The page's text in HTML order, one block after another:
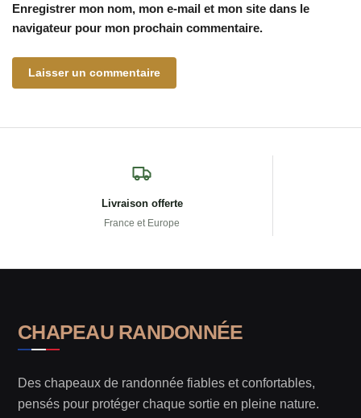
Enregistrer mon nom, mon e-mail et mon site dans le
navigateur pour mon prochain commentaire.
Livraison offerte
France et Europe
CHAPEAU RANDONNÉE
Des chapeaux de randonnée fiables et confortables,
pensés pour protéger chaque sortie en pleine nature.